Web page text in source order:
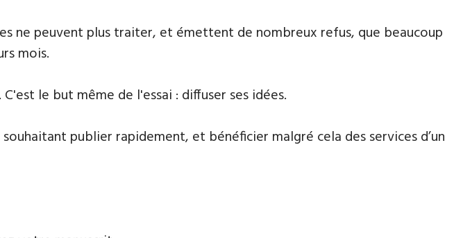
ne peuvent plus traiter, et émettent de nombreux refus, que beaucoup
mois.
le but même de l'essai : diffuser ses idées.
publier rapidement, et bénéficier malgré cela des services d’un